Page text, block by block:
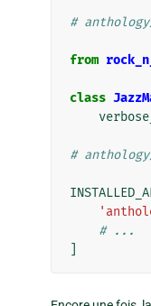
#
from
class
#
# ...